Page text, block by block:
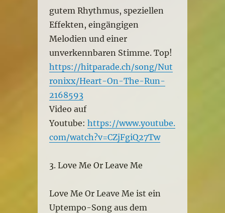
gutem Rhythmus, speziellen
Effekten, eingängigen
Melodien und einer
unverkennbaren Stimme. Top!
https://hitparade.ch/song/Nut
ronixx/Heart-On-The-Run-
2168593
Video auf
Youtube: https://www.youtube.
com/watch?v=CZjFgiQ27Tw
3. Love Me Or Leave Me
Love Me Or Leave Me ist ein
Uptempo-Song aus dem